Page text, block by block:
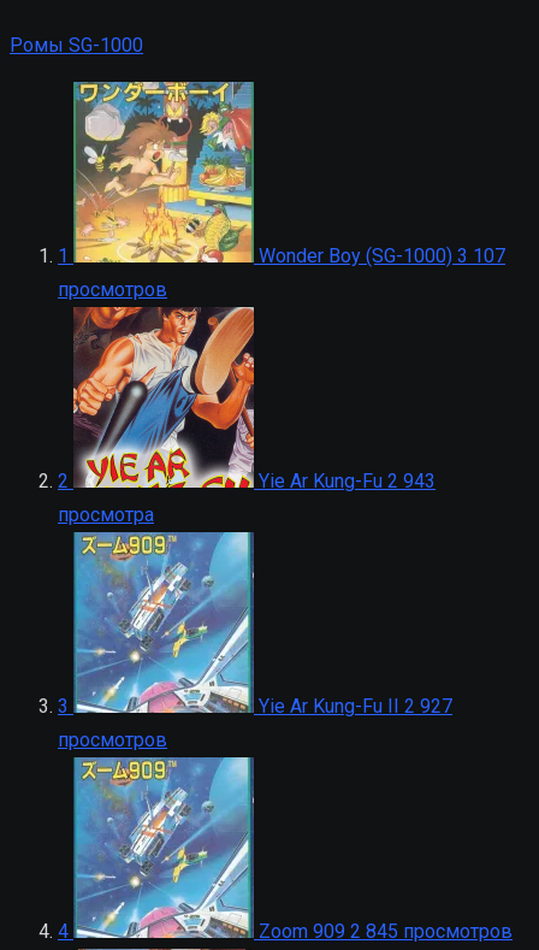
Ромы SG-1000
1 Wonder Boy (SG-1000) 3 107
просмотров
2 Yie Ar Kung-Fu 2 943
просмотра
3 Yie Ar Kung-Fu II 2 927
просмотров
4 Zoom 909 2 845 просмотров